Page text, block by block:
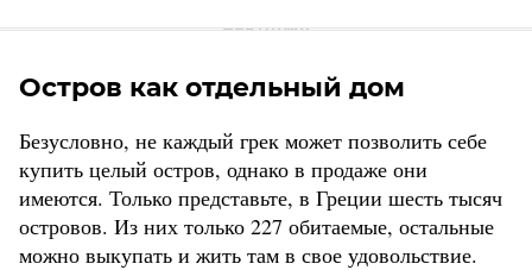
Остров как отдельный дом
Безусловно, не каждый грек может позволить себе
купить целый остров, однако в продаже они
имеются. Только представьте, в Греции шесть тысяч
островов. Из них только 227 обитаемые, остальные
можно выкупать и жить там в свое удовольствие.